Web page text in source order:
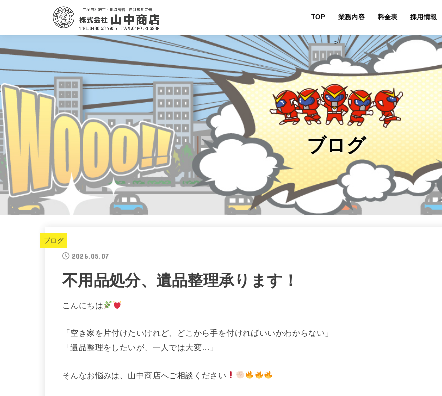
TOP 業務内容 料金表 採用情報
>
ブログ
ブログ
2026.05.07
不用品処分、遺品整理承ります！
こんにちは
「空き家を片付けたいけれど、どこから手を付ければいいかわからない」
「遺品整理をしたいが、一人では大変…」
そんなお悩みは、山中商店へご相談ください